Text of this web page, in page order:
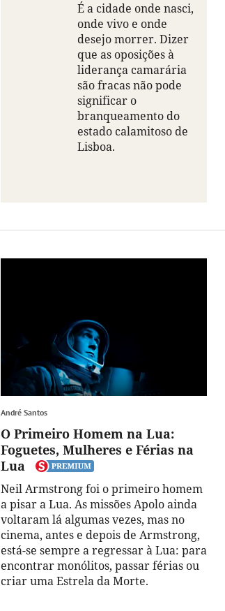
É a cidade onde nasci,
onde vivo e onde
desejo morrer. Dizer
que as oposições à
liderança camarária
são fracas não pode
significar o
branqueamento do
estado calamitoso de
Lisboa.
André Santos
O Primeiro Homem na Lua:
Foguetes, Mulheres e Férias na
Lua
Neil Armstrong foi o primeiro homem
a pisar a Lua. As missões Apolo ainda
voltaram lá algumas vezes, mas no
cinema, antes e depois de Armstrong,
está-se sempre a regressar à Lua: para
encontrar monólitos, passar férias ou
criar uma Estrela da Morte.